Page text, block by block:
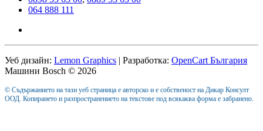
064 888 111
Уеб дизайн: Lemon Graphics | Разработка: OpenCart България
Машини Bosch © 2026
© Съдържанието на тази уеб страница е авторско и е собственост на Дикар Консулт
ООД. Копирането и разпространението на текстове под всякаква форма е забранено.